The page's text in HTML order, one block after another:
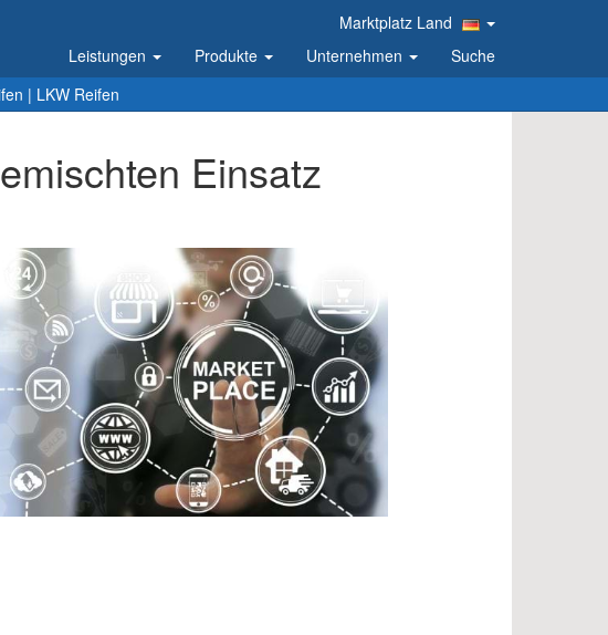
Marktplatz Land
Leistungen
Produkte Unternehmen
Suche
| LKW Reifen
Einsatz